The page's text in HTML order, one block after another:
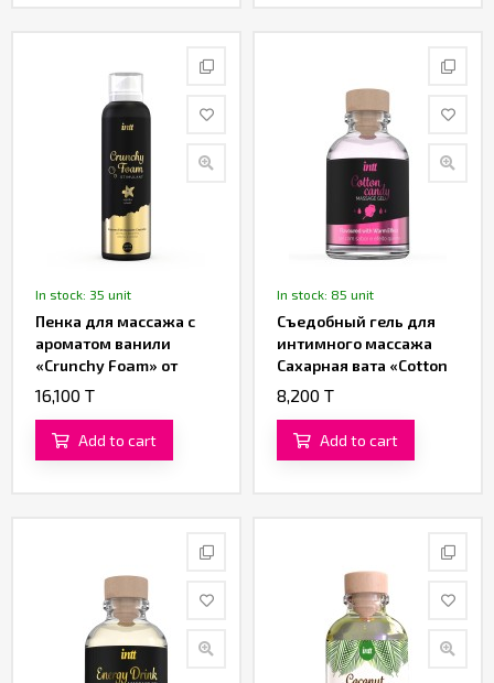
In stock: 35 unit
Пенка для массажа с
ароматом ванили
«Crunchy Foam» от
«Intt» (100 ML)
16,100 T
Add to cart
In stock: 85 unit
Съедобный гель для
интимного массажа
Сахарная вата «Cotton
Candy Massage Gel» от
«Intt» (30 ML)
8,200 T
Add to cart